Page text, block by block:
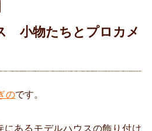
小物たちとプロカメ
のです。
あるモデルハウスの飾り付け